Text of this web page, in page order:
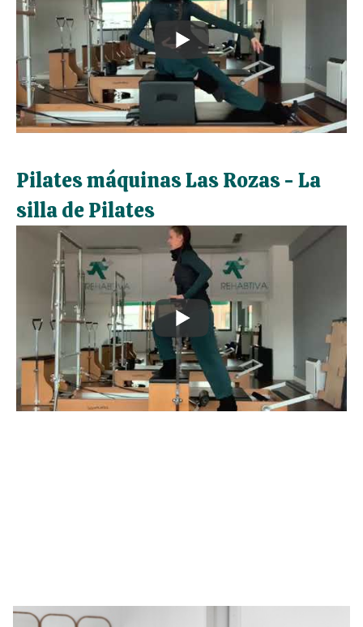
Pilates máquinas Las Rozas - La
silla de Pilates